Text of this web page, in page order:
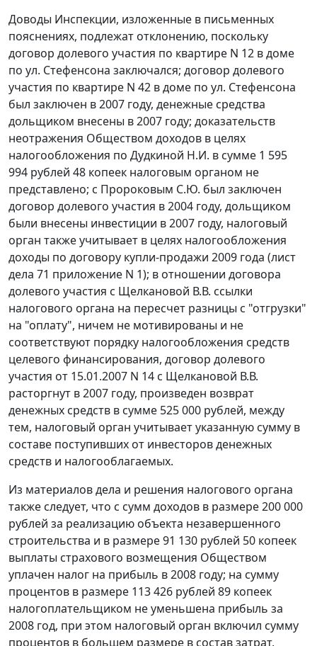
Доводы Инспекции, изложенные в письменных
пояснениях, подлежат отклонению, поскольку
договор долевого участия по квартире N 12 в доме
по ул. Стефенсона заключался; договор долевого
участия по квартире N 42 в доме по ул. Стефенсона
был заключен в 2007 году, денежные средства
дольщиком внесены в 2007 году; доказательств
неотражения Обществом доходов в целях
налогообложения по Дудкиной Н.И. в сумме 1 595
994 рублей 48 копеек налоговым органом не
представлено; с Пророковым С.Ю. был заключен
договор долевого участия в 2004 году, дольщиком
были внесены инвестиции в 2007 году, налоговый
орган также учитывает в целях налогообложения
доходы по договору купли-продажи 2009 года (лист
дела 71 приложение N 1); в отношении договора
долевого участия с Щелкановой В.В. ссылки
налогового органа на пересчет разницы с "отгрузки"
на "оплату", ничем не мотивированы и не
соответствуют порядку налогообложения средств
целевого финансирования, договор долевого
участия от 15.01.2007 N 14 с Щелкановой В.В.
расторгнут в 2007 году, произведен возврат
денежных средств в сумме 525 000 рублей, между
тем, налоговый орган учитывает указанную сумму в
составе поступивших от инвесторов денежных
средств и налогооблагаемых.
Из материалов дела и решения налогового органа
также следует, что с сумм доходов в размере 200 000
рублей за реализацию объекта незавершенного
строительства и в размере 91 130 рублей 50 копеек
выплаты страхового возмещения Обществом
уплачен налог на прибыль в 2008 году; на сумму
процентов в размере 113 426 рублей 89 копеек
налогоплательщиком не уменьшена прибыль за
2008 год, при этом налоговый орган включил сумму
процентов в большем размере в состав затрат,